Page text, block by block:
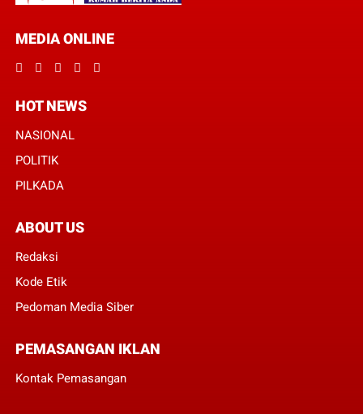
MEDIA ONLINE
HOT NEWS
NASIONAL
POLITIK
PILKADA
ABOUT US
Redaksi
Kode Etik
Pedoman Media Siber
PEMASANGAN IKLAN
Kontak Pemasangan